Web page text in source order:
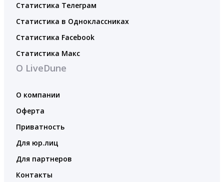
Статистика Телеграм
Статистика в Одноклассниках
Статистика Facebook
Статистика Макс
О LiveDune
О компании
Оферта
Приватность
Для юр.лиц
Для партнеров
Контакты